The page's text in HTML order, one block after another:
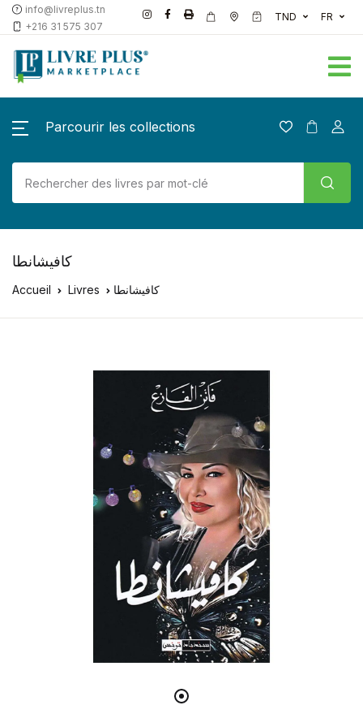
info@livreplus.tn
+216 31 575 307
TND FR
Parcourir les collections
كافيشانطا
Accueil Livres كافيشانطا